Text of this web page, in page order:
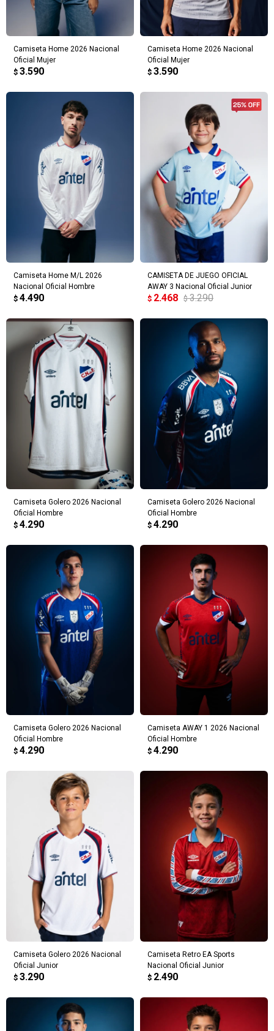
Camiseta Home 2026 Nacional
Oficial Mujer
$ 3.590
Camiseta Home 2026 Nacional
Oficial Mujer
$ 3.590
Camiseta Home M/L 2026
Nacional Oficial Hombre
$ 4.490
CAMISETA DE JUEGO OFICIAL
AWAY 3 Nacional Oficial Junior
$ 2.468 $ 3.290
Camiseta Golero 2026 Nacional
Oficial Hombre
$ 4.290
Camiseta Golero 2026 Nacional
Oficial Hombre
$ 4.290
Camiseta Golero 2026 Nacional
Oficial Hombre
$ 4.290
Camiseta AWAY 1 2026 Nacional
Oficial Hombre
$ 4.290
Camiseta Golero 2026 Nacional
Oficial Junior
$ 3.290
Camiseta Retro EA Sports
Nacional Oficial Junior
$ 2.490
¡Sumate a la forma más ágil de
Comprá en 3 cuotas sin recargo o hasta en